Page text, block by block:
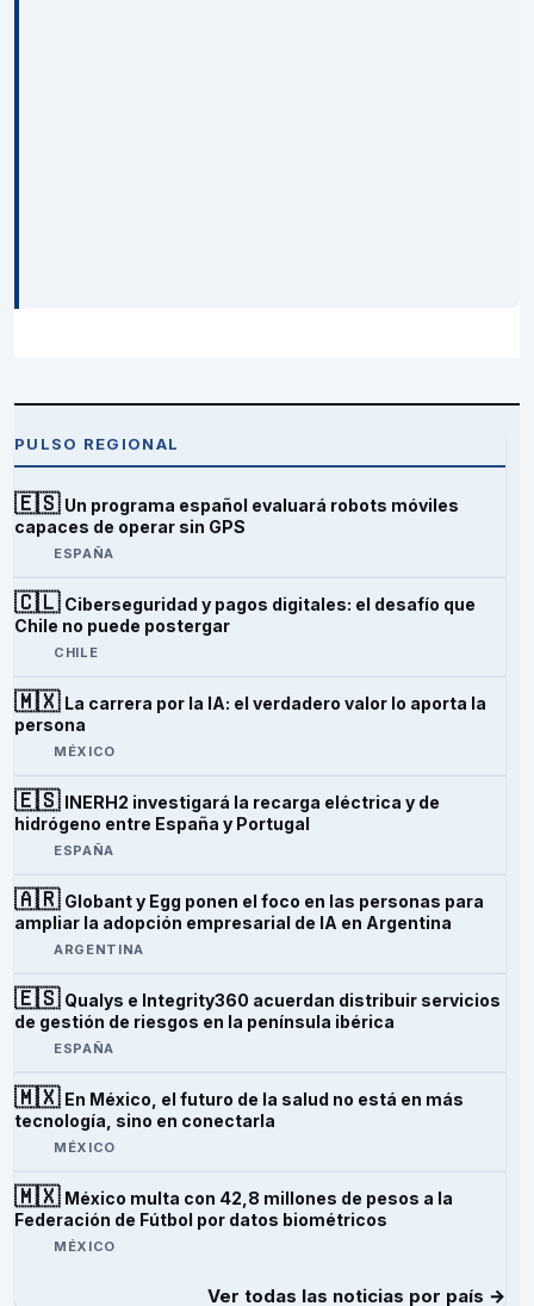
PULSO REGIONAL
🇪🇸 Un programa español evaluará robots móviles
capaces de operar sin GPS
ESPAÑA
🇨🇱 Ciberseguridad y pagos digitales: el desafío que
Chile no puede postergar
CHILE
🇲🇽 La carrera por la IA: el verdadero valor lo aporta la
persona
MÉXICO
🇪🇸 INERH2 investigará la recarga eléctrica y de
hidrógeno entre España y Portugal
ESPAÑA
🇦🇷 Globant y Egg ponen el foco en las personas para
ampliar la adopción empresarial de IA en Argentina
ARGENTINA
🇪🇸 Qualys e Integrity360 acuerdan distribuir servicios
de gestión de riesgos en la península ibérica
ESPAÑA
🇲🇽 En México, el futuro de la salud no está en más
tecnología, sino en conectarla
MÉXICO
🇲🇽 México multa con 42,8 millones de pesos a la
Federación de Fútbol por datos biométricos
MÉXICO
Ver todas las noticias por país →